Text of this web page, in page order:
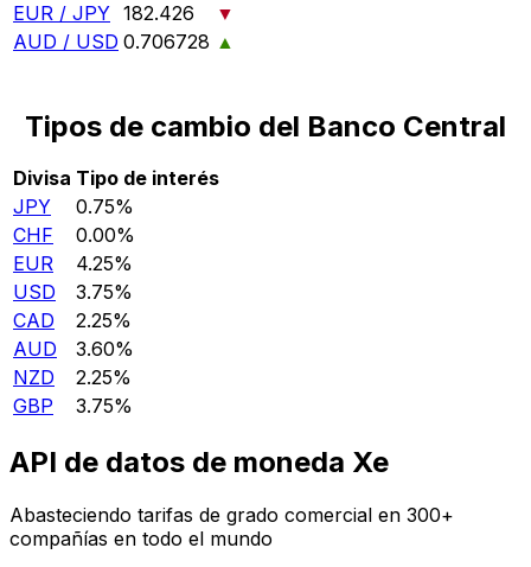
EUR / JPY 182.426
▼
AUD / USD 0.706728 ▲
Tipos de cambio del Banco Central
Divisa Tipo de interés
JPY
0.75%
CHF
0.00%
EUR
4.25%
USD
3.75%
CAD
2.25%
AUD
3.60%
NZD
2.25%
GBP
3.75%
API de datos de moneda Xe
Abasteciendo tarifas de grado comercial en 300+
compañías en todo el mundo